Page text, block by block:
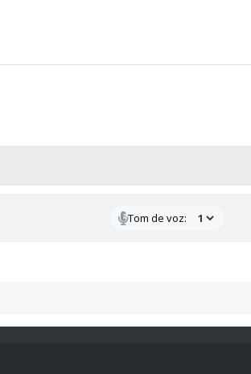
Tom de voz: